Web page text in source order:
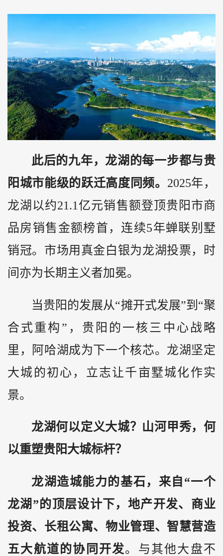
此后的九年，龙湖的每一步都与贵
阳城市能级的跃迁高度同频。 2025年，
龙湖以约21.1亿元销售额登顶贵阳市商
品房销售金额榜首，连续5年蝉联别墅
销冠。市场用真金白银为龙湖投票，时
间亦为长期主义者加冕。
当贵阳的发展从“摊开式发展”到“聚
合式重构”，贵阳的一核三中心战略
里，阿哈湖成为下一个核芯。龙湖坚定
大城的初心，立志让千亩墅城化作实
景。
龙湖何以定义大城？山河甲秀，何
以重塑贵阳大城标杆？
龙湖造城能力的基石，来自“一个
龙湖”的顶层设计下，地产开发、商业
投资、长租公寓、物业管理、智慧营造
五大航道的协同开发。与其他大盘不